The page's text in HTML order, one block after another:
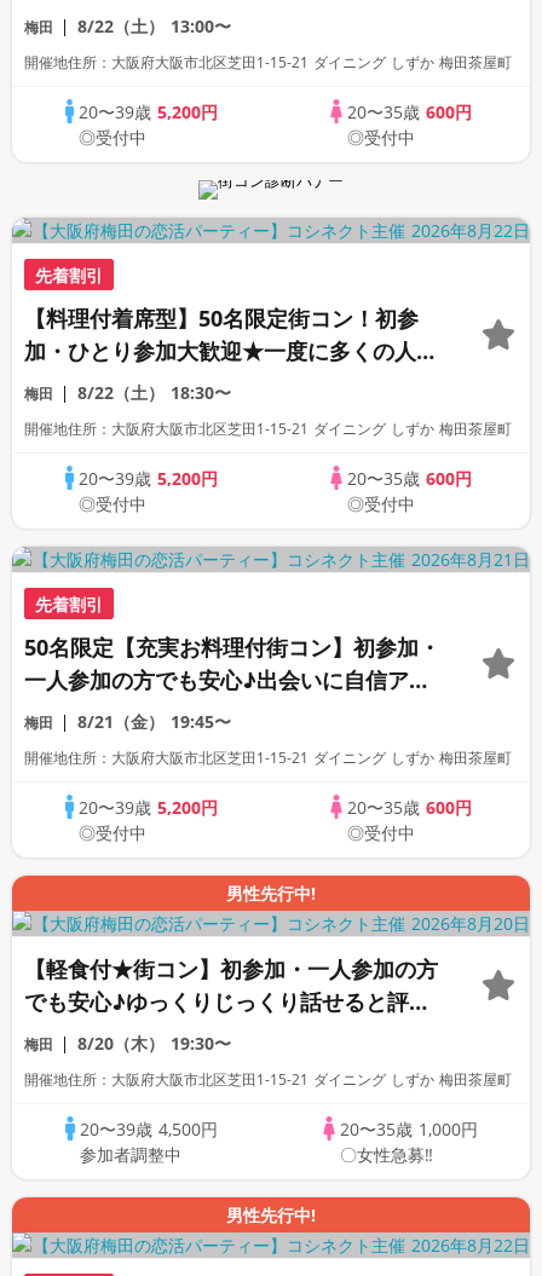
♪すごく出会えると評判の恋活合コンパー
ティー！
梅田 8/22（土） 13:00〜
開催地住所：大阪府大阪市北区芝田1-15-21 ダイニング しずか 梅田茶屋町
20〜39歳5,200円
◎受付中
20〜35歳 600円
◎受付中
先着割引
【料理付着席型】50名限定街コン！初参
加・ひとり参加大歓迎★一度に多くの人と
出会える恋活合コンパーティー
梅田 8/22（土） 18:30〜
開催地住所：大阪府大阪市北区芝田1-15-21 ダイニング しずか 梅田茶屋町
20〜39歳5,200円
◎受付中
20〜35歳 600円
◎受付中
先着割引
50名限定【充実お料理付街コン】初参加・
一人参加の方でも安心♪出会いに自信アリ
◎たくさんの異性と出会えると評判の恋活
合コンパーティー！
梅田 8/21（金） 19:45〜
開催地住所：大阪府大阪市北区芝田1-15-21 ダイニング しずか 梅田茶屋町
20〜39歳5,200円
◎受付中
20〜35歳 600円
◎受付中
男性先行中!
【軽食付★街コン】初参加・一人参加の方
でも安心♪ゆっくりじっくり話せると評判
の恋活合コンパーティー！
梅田 8/20（木） 19:30〜
開催地住所：大阪府大阪市北区芝田1-15-21 ダイニング しずか 梅田茶屋町
20〜39歳 4,500円
参加者調整中
20〜35歳 1,000円
〇女性急募‼
男性先行中!